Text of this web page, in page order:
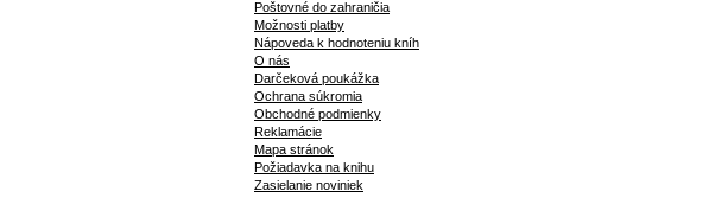
Poštovné do zahraničia
Možnosti platby
Nápoveda k hodnoteniu kníh
O nás
Darčeková poukážka
Ochrana súkromia
Obchodné podmienky
Reklamácie
Mapa stránok
Požiadavka na knihu
Zasielanie noviniek